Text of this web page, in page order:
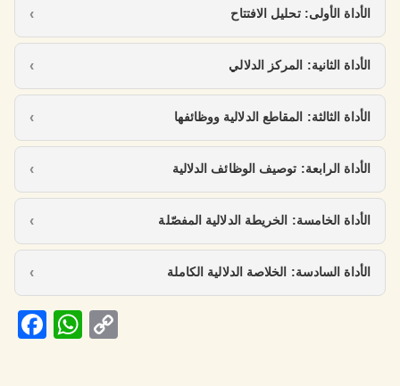
الأداة الأولى: تحليل الافتتاح
الأداة الثانية: المركز الدلالي
الأداة الثالثة: المقاطع الدلالية ووظائفها
الأداة الرابعة: توصيف الوظائف الدلالية
الأداة الخامسة: الخريطة الدلالية المفصّلة
الأداة السادسة: الخلاصة الدلالية الكاملة
Fa
W